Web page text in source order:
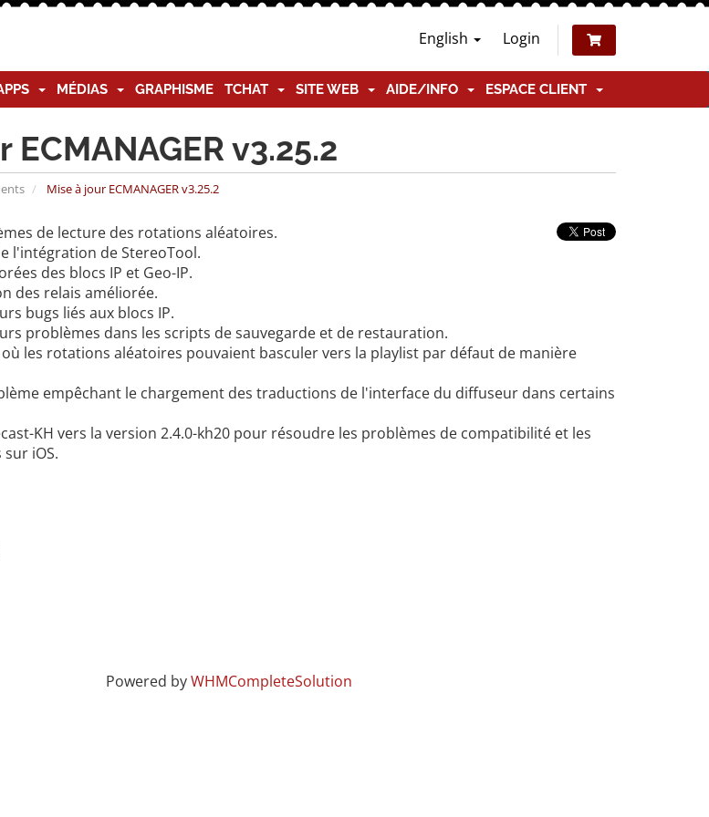
English Login
MÉDIAS GRAPHISME TCHAT SITE WEB AIDE/INFO ESPACE CLIENT
ECMANAGER v3.25.2
Mise à jour ECMANAGER v3.25.2
de lecture des rotations aléatoires.
l'intégration de StereoTool.
des blocs IP et Geo-IP.
des relais améliorée.
bugs liés aux blocs IP.
problèmes dans les scripts de sauvegarde et de restauration.
les rotations aléatoires pouvaient basculer vers la playlist par défaut de manière
empêchant le chargement des traductions de l'interface du diffuseur dans certains
KH vers la version 2.4.0-kh20 pour résoudre les problèmes de compatibilité et les
iOS.
Powered byWHMCompleteSolution